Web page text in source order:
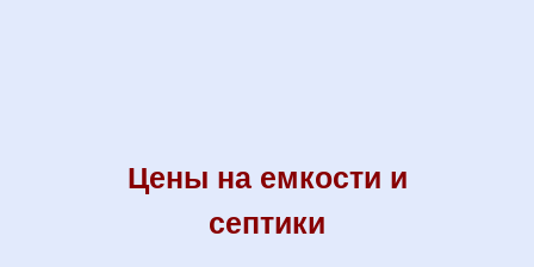
Цены на емкости и
септики